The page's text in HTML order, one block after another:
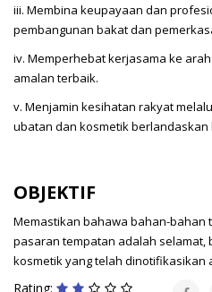
iii. Membina keupayaan dan
pembangunan bakat dan
iv. Memperhebat kerjasama ke
amalan terbaik.
v. Menjamin kesihatan rakyat
ubatan dan kosmetik
OBJEKTIF
Memastikan bahawa bahan-bahan
pasaran tempatan adalah
kosmetik yang telah dinotifikasikan
Rating: